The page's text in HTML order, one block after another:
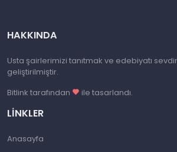
HAKKINDA
Usta şairlerimizi tanıtmak ve edebiyatı
geliştirilmiştir.
Bitlink tarafından
ile tasarlandı.
LINKLER
Anasayfa